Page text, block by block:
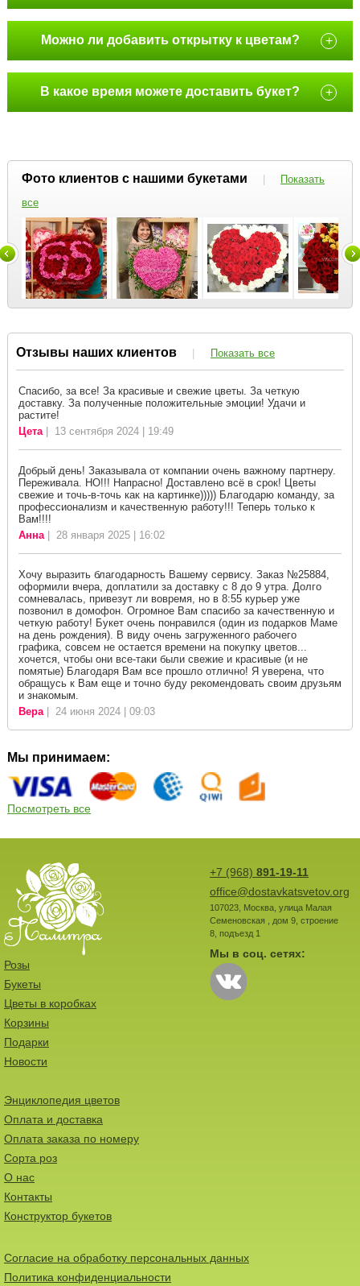
Можно ли добавить открытку к цветам? +
В какое время можете доставить букет? +
Фото клиентов с нашими букетами |
Показать
все
Отзывы наших клиентов | Показать все
Спасибо, за все! За красивые и свежие цветы. За четкую
доставку. За полученные положительные эмоции! Удачи и
растите!
Цета| 13 сентября 2024 | 19:49
Добрый день! Заказывала от компании очень важному партнеру.
Переживала. НО!!! Напрасно! Доставлено всё в срок! Цветы
свежие и точь-в-точь как на картинке))))) Благодарю команду, за
профессионализм и качественную работу!!! Теперь только к
Вам!!!!
Анна| 28 января 2025 | 16:02
Хочу выразить благодарность Вашему сервису. Заказ №25884,
оформили вчера, доплатили за доставку с 8 до 9 утра. Долго
сомневалась, привезут ли вовремя, но в 8:55 курьер уже
позвонил в домофон. Огромное Вам спасибо за качественную и
четкую работу! Букет очень понравился (один из подарков Маме
на день рождения). В виду очень загруженного рабочего
графика, совсем не остается времени на покупку цветов...
хочется, чтобы они все-таки были свежие и красивые (и не
помятые) Благодаря Вам все прошло отлично! Я уверена, что
обращусь к Вам еще и точно буду рекомендовать своим друзьям
и знакомым.
Вера| 24 июня 2024 | 09:03
Мы принимаем:
Посмотреть все
+7 (968) 891-19-11
office@dostavkatsvetov.org
107023, Москва, улица Малая
Семеновская , дом 9, строение
8, подъезд 1
Мы в соц. сетях:
Розы
Букеты
Цветы в коробках
Корзины
Подарки
Новости
Энциклопедия цветов
Оплата и доставка
Оплата заказа по номеру
Сорта роз
О нас
Контакты
Конструктор букетов
Согласие на обработку персональных данных
Политика конфиденциальности